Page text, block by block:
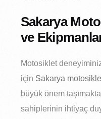
Sakarya
ve
Motosiklet
için Sakarya
büyük önem
sahiplerinin ihtiyaç